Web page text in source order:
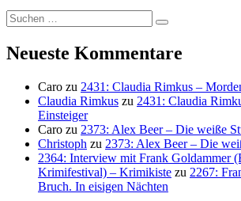
Suchen
nach:
Suchen
Neueste Kommentare
Caro zu 2431: Claudia Rimkus –
Claudia Rimkus zu 2431: Claudia
Einsteiger
Caro zu 2373: Alex Beer – Die weiße
Christoph zu 2373: Alex Beer – Die
2364: Interview mit Frank Goldammer
Krimifestival) – Krimikiste zu 2267:
Bruch. In eisigen Nächten